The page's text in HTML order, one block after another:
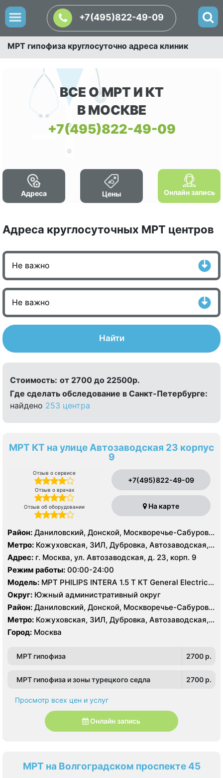
+7(495)822-49-09
МРТ гипофиза круглосуточно адреса клиник
ВСЕ О МРТ И КТ
В МОСКВЕ
+7(495)822-49-09
Адреса Цены Онлайн запись
Адреса круглосуточных МРТ центров
Найти
Стоимость: от 2700 до 22500р.
Где сделать обследование в Санкт-Петербурге:
найдено 253 центра
МРТ КТ на улице Автозаводская 23 корпус
9
Отзыв о сервисе
Отзыв о врачах
Отзыв об оборудовании
+7(495)822-49-09
На карте
Район: Даниловский, Донской, Москворечье-Сабурово,
Нагатино-Садовники, Нагатинский Затон, Нагорный
Метро: Кожуховская, ЗИЛ, Дубровка, Автозаводская,
Нагатинская, Технопарк, Тульская, Угрешская
Адрес: г. Москва, ул. Автозаводская, д. 23, корп. 9
Режим работы: 00:00-24:00
Модель: МРТ PHILIPS INTERA 1.5 T КТ General Electric
LIGHT SPEED 64 среза
Округ: Южный административный округ
Район: Даниловский, Донской, Москворечье-Сабурово,
Нагатино-Садовники, Нагатинский Затон, Нагорный
Метро: Кожуховская, ЗИЛ, Дубровка, Автозаводская,
Нагатинская, Технопарк, Тульская, Угрешская
Город: Москва
МРТ гипофиза 2700 p.
МРТ гипофиза и зоны турецкого седла 2700 p.
Просмотр всех цен и услуг
Онлайн запись
МРТ на Волгоградском проспекте 45